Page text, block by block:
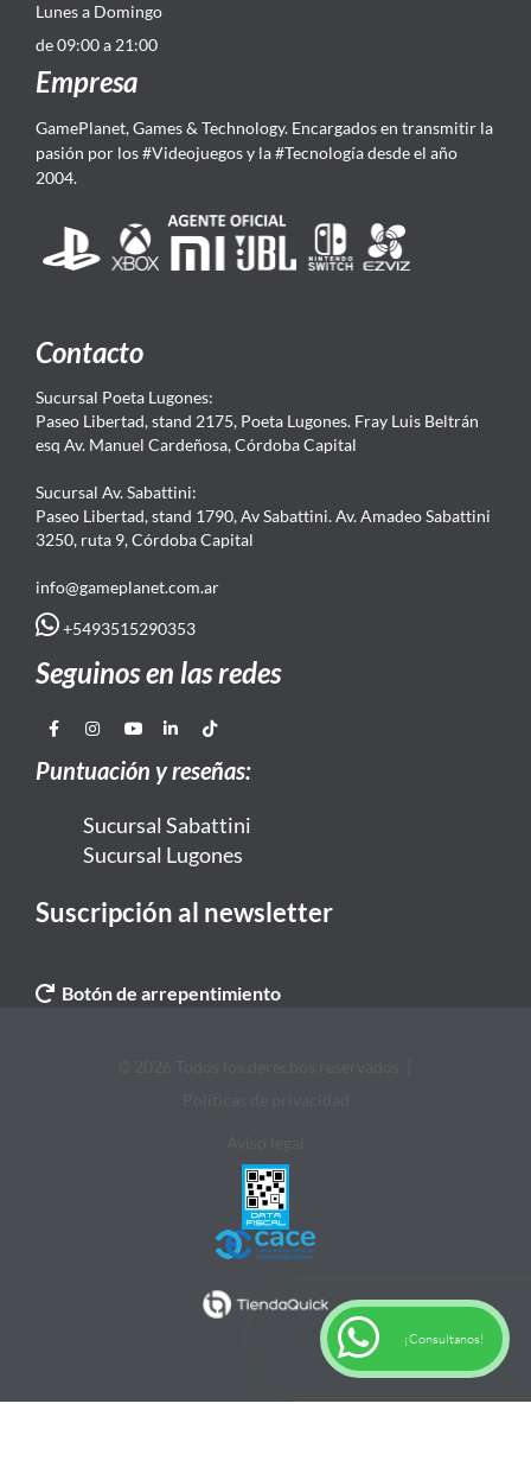
Lunes a Domingo
de 09:00 a 21:00
Empresa
GamePlanet, Games & Technology. Encargados en transmitir la
pasión por los #Videojuegos y la #Tecnología desde el año
2004.
Contacto
Sucursal Poeta Lugones:
Paseo Libertad, stand 2175, Poeta Lugones. Fray Luis Beltrán
esq Av. Manuel Cardeñosa, Córdoba Capital
Sucursal Av. Sabattini:
Paseo Libertad, stand 1790, Av Sabattini. Av. Amadeo Sabattini
3250, ruta 9, Córdoba Capital
info@gameplanet.com.ar
+5493515290353
Seguinos en las redes
Puntuación y reseñas:
Sucursal Sabattini
Sucursal Lugones
Suscripción al newsletter
Botón de arrepentimiento
¡Consultanos!